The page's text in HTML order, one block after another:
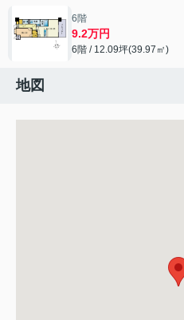
6階
9.2万円
6階 / 12.09坪(39.97㎡)
地図